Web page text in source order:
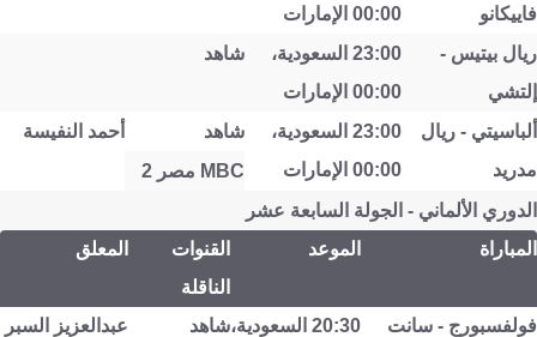
فاييكانو
00:00 الإمارات
ريال بيتيس -
إلتشي
23:00 السعودية،
00:00 الإمارات
شاهد
ألباسيتي - ريال
مدريد
23:00 السعودية،
00:00 الإمارات
شاهد
أحمد النفيسة
MBC مصر 2
الدوري الألماني - الجولة السابعة عشر
المباراة
الموعد
القنوات
الناقلة
المعلق
فولفسبورج - سانت
20:30 السعودية،شاهد
عبدالعزيز السبر